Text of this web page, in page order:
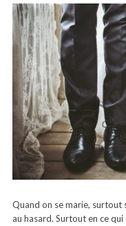
Quand on se marie, surtout
au hasard. Surtout en ce